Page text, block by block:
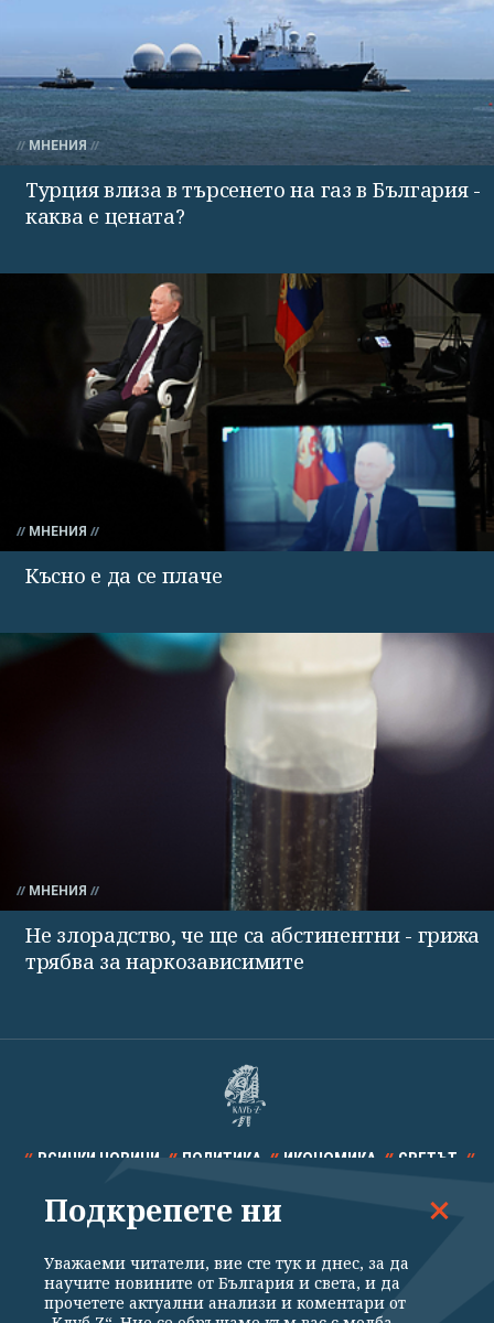
МНЕНИЯ
Турция влиза в търсенето на газ в България -
каква е цената?
МНЕНИЯ
Късно е да се плаче
МНЕНИЯ
Не злорадство, че ще са абстинентни - грижа
трябва за наркозависимите
ВСИЧКИ НОВИНИ ПОЛИТИКА ИКОНОМИКА СВЕТЪТ
СПОРТ КУЛТУРА ТЕХНОЛОГИИ КАЛЕЙДОСКОП
Подкрепете ни
Уважаеми читатели, вие сте тук и днес, за да
научите новините от България и света, и да
прочетете актуални анализи и коментари от